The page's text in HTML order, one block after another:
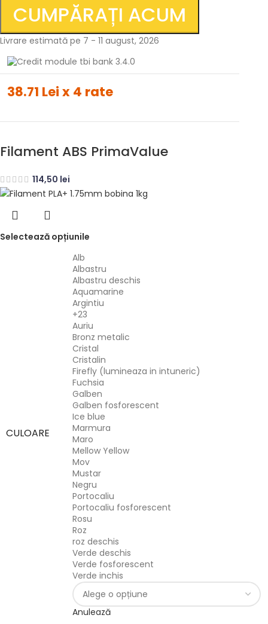
CUMPĂRAȚI ACUM
Livrare estimată pe 7 - 11 august, 2026
38.71 Lei x 4 rate
Filament ABS PrimaValue
114,50 lei
Selectează opțiunile
CULOARE
Alb
Albastru
Albastru deschis
Aquamarine
Argintiu
+23
Auriu
Bronz metalic
Cristal
Cristalin
Firefly (lumineaza in intuneric)
Fuchsia
Galben
Galben fosforescent
Ice blue
Marmura
Maro
Mellow Yellow
Mov
Mustar
Negru
Portocaliu
Portocaliu fosforescent
Rosu
Roz
roz deschis
Verde deschis
Verde fosforescent
Verde inchis
Anulează